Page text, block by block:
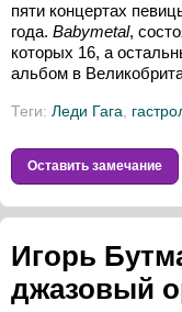
пяти концертах
года. Babymetal,
которых 16, а
альбом в
Теги: Леди Гага
Оставить замечание
Игорь
джазовый